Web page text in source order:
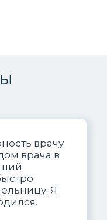
врачу
врача в
Я